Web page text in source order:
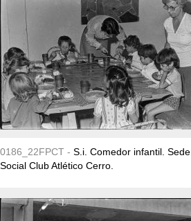
0186_22FPCT - S.i. Comedor infantil. Sede
Social Club Atlético Cerro.